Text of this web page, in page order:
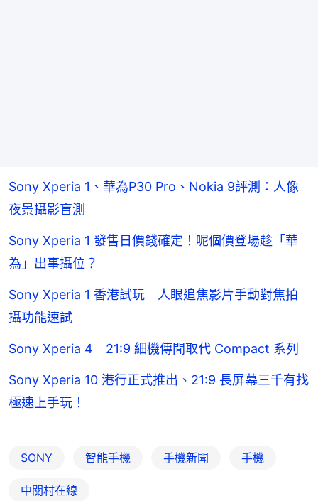
Sony Xperia 1、華為P30 Pro、Nokia 9評測：人像
夜景攝影盲測
Sony Xperia 1 發售日價錢確定！呢個價登場趁「華
為」出事攝位？
Sony Xperia 1 香港試玩 人眼追焦影片手動對焦拍
攝功能速試
Sony Xperia 4 21:9 細機傳聞取代 Compact 系列
Sony Xperia 10 港行正式推出、21:9 長屏幕三千有找
極速上手玩！
SONY 智能手機 手機新聞 手機
中關村在線